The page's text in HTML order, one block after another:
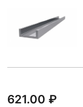
621.00 ₽